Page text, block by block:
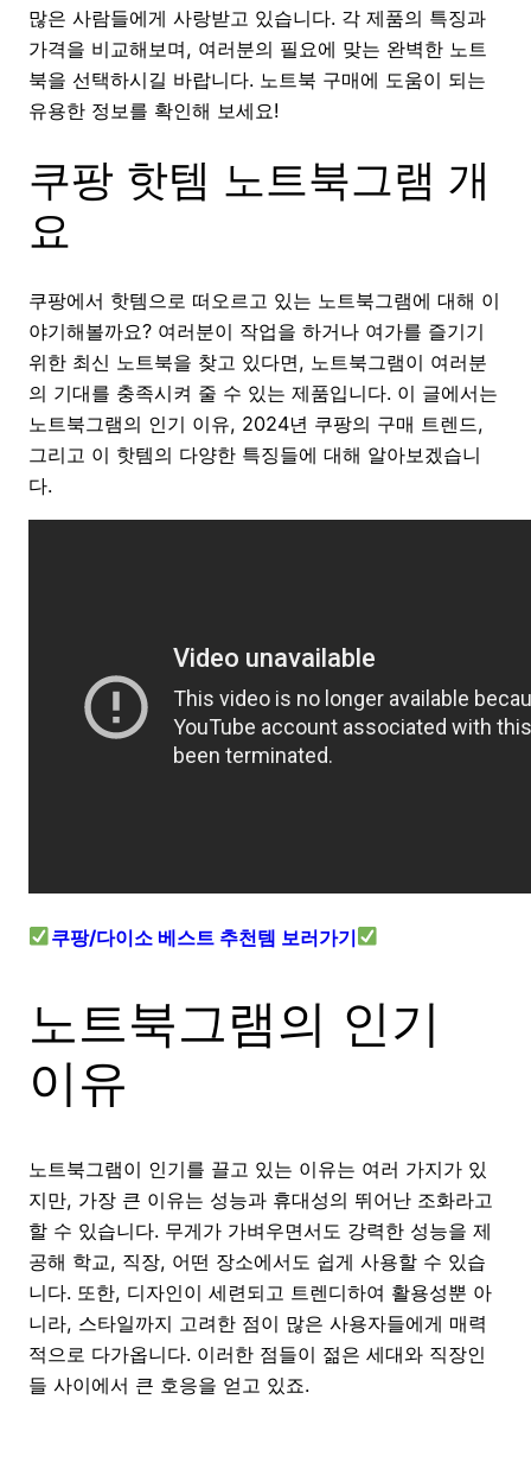
많은 사람들에게 사랑받고 있습니다. 각 제품의 특징과
가격을 비교해보며, 여러분의 필요에 맞는 완벽한 노트
북을 선택하시길 바랍니다. 노트북 구매에 도움이 되는
유용한 정보를 확인해 보세요!
쿠팡 핫템 노트북그램 개
요
쿠팡에서 핫템으로 떠오르고 있는 노트북그램에 대해 이
야기해볼까요? 여러분이 작업을 하거나 여가를 즐기기
위한 최신 노트북을 찾고 있다면, 노트북그램이 여러분
의 기대를 충족시켜 줄 수 있는 제품입니다. 이 글에서는
노트북그램의 인기 이유, 2024년 쿠팡의 구매 트렌드,
그리고 이 핫템의 다양한 특징들에 대해 알아보겠습니
다.
쿠팡/다이소 베스트 추천템 보러가기
노트북그램의 인기
이유
노트북그램이 인기를 끌고 있는 이유는 여러 가지가 있
지만, 가장 큰 이유는 성능과 휴대성의 뛰어난 조화라고
할 수 있습니다. 무게가 가벼우면서도 강력한 성능을 제
공해 학교, 직장, 어떤 장소에서도 쉽게 사용할 수 있습
니다. 또한, 디자인이 세련되고 트렌디하여 활용성뿐 아
니라, 스타일까지 고려한 점이 많은 사용자들에게 매력
적으로 다가옵니다. 이러한 점들이 젊은 세대와 직장인
들 사이에서 큰 호응을 얻고 있죠.